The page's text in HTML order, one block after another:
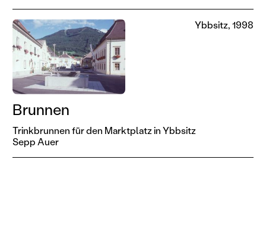
Brunnen
Trinkbrunnen für den Marktplatz in Ybbsitz
Sepp Auer
Ybbsitz, 1998